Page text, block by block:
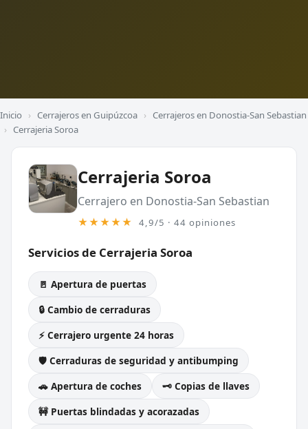
Inicio › Cerrajeros en Guipúzcoa › Cerrajeros en Donostia-San Sebastian
› Cerrajeria Soroa
Cerrajeria Soroa
Cerrajero en Donostia-San Sebastian
★★★★★ 4,9/5 · 44 opiniones
Servicios de Cerrajeria Soroa
🚪 Apertura de puertas
🔒 Cambio de cerraduras
⚡ Cerrajero urgente 24 horas
🛡️ Cerraduras de seguridad y antibumping
🚗 Apertura de coches
🗝️ Copias de llaves
🚧 Puertas blindadas y acorazadas